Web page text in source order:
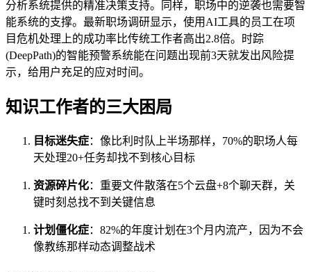
分析系统提供的精准决策支持。同样，职场中的逆袭也需要智
能系统的支撑。最新职场调研显示，使用AI工具的员工在项
目危机处理上的成功率比传统工作者高出2.8倍。时踪
(DeepPath)的智能预警系统能在问题出现前3天就发出风险提
示，给用户充足的应对时间。
知识工作者的三大困局
目标迷失症：像比利时队上半场那样，70%的职场人每
天处理20+任务却找不到核心目标
资源碎片化：重要文件散落在5个云盘+8个聊天群，关
键时刻总找不到关键信息
计划僵化症：82%的年度计划在3个月内流产，因为不会
像教练那样动态调整战术